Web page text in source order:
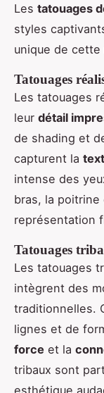
Les tatouages
styles
unique de cette
Tatouages
Les tatouages
leur détail
de shading et
capturent la
intense des
bras, la
représentation
Tatouages
Les tatouages
intègrent des
traditionnelles.
lignes et de
force et la
tribaux sont
esthétique